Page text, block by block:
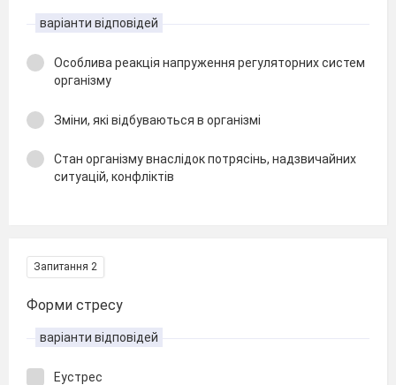
варіанти відповідей
Особлива реакція напруження регуляторних систем
організму
Зміни, які відбуваються в організмі
Стан організму внаслідок потрясінь, надзвичайних
ситуацій, конфліктів
Запитання 2
Форми стресу
варіанти відповідей
Еустрес